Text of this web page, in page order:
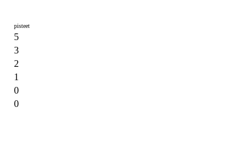
pisteet
5
3
2
1
0
0